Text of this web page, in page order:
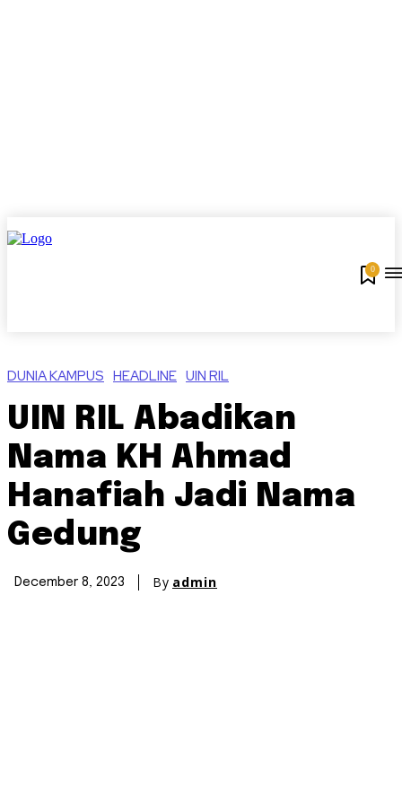
0
DUNIA KAMPUS HEADLINE UIN RIL
UIN RIL Abadikan
Nama KH Ahmad
Hanafiah Jadi Nama
Gedung
December 8, 2023 By admin